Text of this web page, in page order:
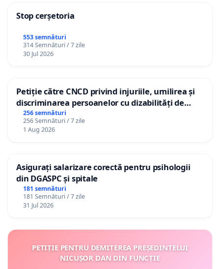
Stop cerșetoria
553 semnături
314 Semnături / 7 zile
30 Jul 2026
Petiție către CNCD privind injuriile, umilirea și
discriminarea persoanelor cu dizabilități de
către utilizatorul TikTok „Gorici”
256 semnături
256 Semnături / 7 zile
1 Aug 2026
Asigurați salarizare corectă pentru psihologii
din DGASPC și spitale
181 semnături
181 Semnături / 7 zile
31 Jul 2026
PETIȚIE PENTRU DEMITEREA PREȘEDINTELUI
NICUȘOR DAN DIN FUNCȚIE